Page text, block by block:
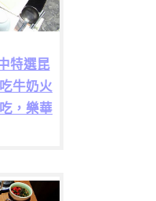
特選昆
牛奶火
，樂華